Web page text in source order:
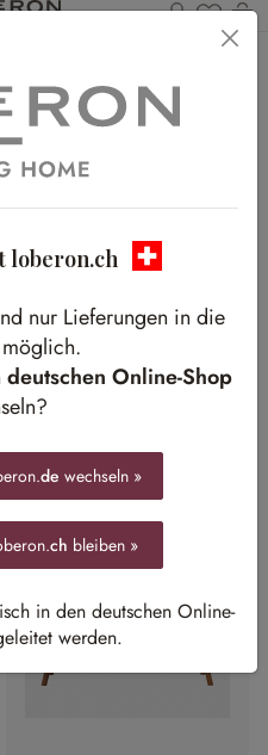
Du
Cream und warme Hölzer
loberon.ch
nur Lieferungen in die
deutschen Online-Shop
de wechseln »
ch bleiben »
in den deutschen Online-
werden.